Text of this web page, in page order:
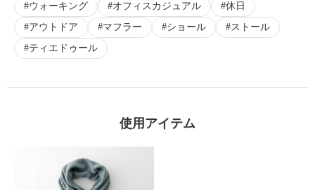
ウォーキング
オフィスカジュアル
休日
アウトドア
マフラー ショール
ストール
ティエドゥール
使用アイテム